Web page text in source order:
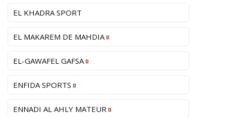
EL KHADRA SPORT
EL MAKAREM DE MAHDIA
EL-GAWAFEL GAFSA
ENFIDA SPORTS
ENNADI AL AHLY MATEUR